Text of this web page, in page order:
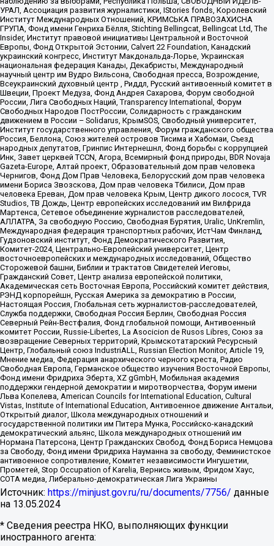
УРАЛ, Ассоциация развития журналистики, IStories fonds, Королевский
Институт Международных Отношений, КРИМСЬКА ПРАВОЗАХИСНА
ГРУПА, Фонд имени Генриха Бёлля, Stichting Bellingcat, Bellingcat Ltd, The
Insider, Институт правовой инициативы Центральной и Восточной
Европы, Фонд Открытой Эстонии, Calvert 22 Foundation, Канадский
украинский конгресс, Институт Макдональда-Лорье, Украинская
национальная федерация Канады, Декабристы, Международный
научный центр им Вудро Вильсона, Свободная пресса, Возрождение,
Всеукраинский духовный центр , Риддл, Русский антивоенный комитет в
Швеции, Проект Медуза, Фонд Андрея Сахарова, Форум свободной
России, Лига Свободных Наций, Transparеncy International, Форум
Свободных Народов ПостРоссии, Солидарность с гражданским
движением в России – Solidarus, КрымSOS, Свободный университет,
Институт государственного управления, Форум гражданского общества
Россия, Беллона, Союз жителей островов Тисима и Хабомаи, Съезд
народных депутатов, Гринпис Интернешнл, Фонд борьбы с коррупцией
Инк, Завет церквей TCCN, Агора, Всемирный фонд природы, BDR Novaja
Gazeta-Europe, Алтай проект, Образовательный дом прав человека
Чернигов, Фонд Дом Прав Человека, Белорусский дом прав человека
имени Бориса Звозскова, Дом прав человека Тбилиси, Дом прав
человека Ереван, Дом прав человека Крым, Центр дикого лосося, TVR
Studios, ТВ Дождь, Центр европейских исследований им Вилфрида
Мартенса, Сетевое объединение журналистов расследователей,
АЛЛАТРА, За свободную Россию, Свободная Бурятия, Uralic, UnKremlin,
Международная федерация транспортных рабочих, ИстЧам Финланд,
Гудзоновский институт, Фонд Демократического Развития,
Комитет-2024, Центрально-Европейский университет, Центр
восточноевропейских и международных исследований, Общество
Сторожевой башни, Библии и трактатов Свидетелей Иеговы,
Гражданский Совет, Центр анализа европейской политики,
Академическая сеть Восточная Европа, Российский комитет действия,
РЭНД корпорейшн, Русская Америка за демократию в России,
Настоящая Россия, Глобальная сеть журналистов-расследователей,
Служба поддержки, Свободная Россия Берлин, Свободная Россия
Северный Рейн-Вестфалия, Фонд глобальной помощи, Антивоенный
комитет России, Russie-Libertes, La Asocicion de Rusos Libres, Союз за
возвращение Северных территорий, Крымскотатарский Ресурсный
Центр, Глобальный союз IndustriALL, Russian Election Monitor, Article 19,
Мнение медиа, Федерация анархического черного креста, Радио
Свободная Европа, Германское общество изучения Восточной Европы,
Фонд имени Фридриха Эберта, XZ gGmbH, Мобильная академия
поддержки гендерной демократии и миротворчества, Форум имени
Льва Копелева, American Councils for International Education, Cultural
Vistas, Institute of International Education, Антивоенное движение Антальи,
Открытый диалог, Школа международных отношений и
государственной политики им Питера Мунка, Российско-канадский
демократический альянс, Школа международных отношений им
Нормана Патерсона, Центр Гражданских Свобод, Фонд Бориса Немцова
за Свободу, Фонд имени Фридриха Науманна за свободу, Феминистское
антивоенное сопротивление, Комитет независимости Ингушетии,
Прометей, Stop Occupation of Karelia, Вернись живым, Фридом Хаус,
СОТА медиа, Либерально-демократическая Лига Украины
Источник: https://minjust.gov.ru/ru/documents/7756/ данные
на 13.05.2024
* Сведения реестра НКО, выполняющих функции
иностранного агента: